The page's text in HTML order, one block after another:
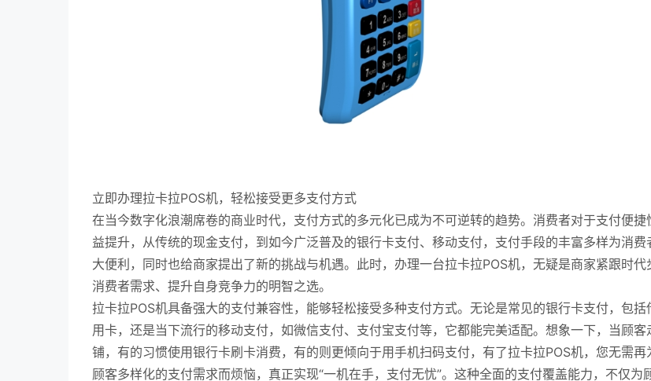
立即办理拉卡拉POS机，轻松接受更多支付方式
在当今数字化浪潮席卷的商业时代，支付方式的多元化已成为不可逆转的趋势。消费者对于支付便捷
益提升，从传统的现金支付，到如今广泛普及的银行卡支付、移动支付，支付手段的丰富多样为消费
大便利，同时也给商家提出了新的挑战与机遇。此时，办理一台拉卡拉POS机，无疑是商家紧跟时代
消费者需求、提升自身竞争力的明智之选。
拉卡拉POS机具备强大的支付兼容性，能够轻松接受多种支付方式。无论是常见的银行卡支付，包括
用卡，还是当下流行的移动支付，如微信支付、支付宝支付等，它都能完美适配。想象一下，当顾客
铺，有的习惯使用银行卡刷卡消费，有的则更倾向于用手机扫码支付，有了拉卡拉POS机，您无需再
顾客多样化的支付需求而烦恼，真正实现“一机在手，支付无忧”。这种全面的支付覆盖能力，不仅为